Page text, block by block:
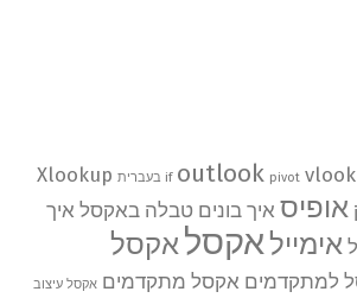
if outlook pivot
Xlookup
אופיס איך בונים טבלה באקסל איך
אימיילאקסלאקסל
למתקדמים אקסל מתקדמים אקסל עיצוב